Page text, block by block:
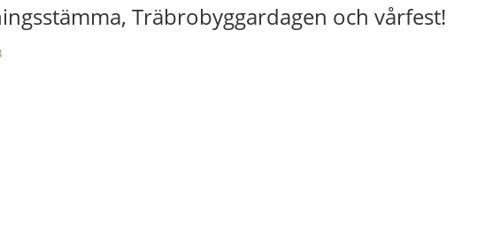
Träbrobyggardagen och vårfest!